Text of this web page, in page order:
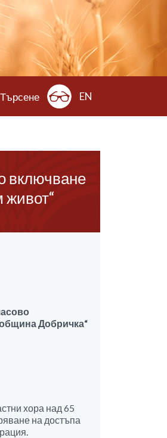
Търсене EN
включване
Добричка“
хора над 65
на достъпа